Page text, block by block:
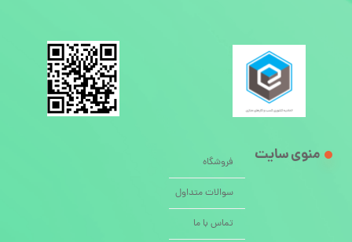
فروشگاه
سوالات متداول
تماس با ما
منوی سایت